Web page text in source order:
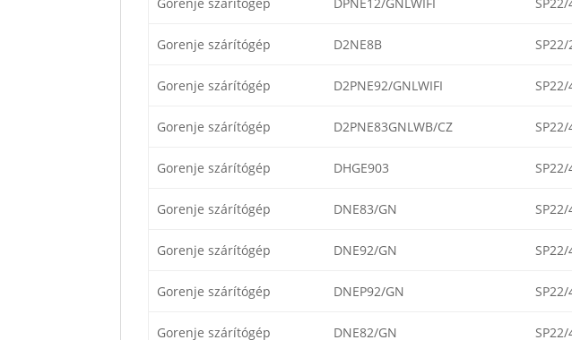
Gorenje szárítógép D2NE8B SP22/
Gorenje szárítógép D2PNE92/GNLWIFI
Gorenje szárítógép D2PNE83GNLWB/CZ SP22/
Gorenje szárítógép DHGE903 SP22/
Gorenje szárítógép DNE83/GN SP22/
Gorenje szárítógép DNE92/GN
Gorenje szárítógép DNEP92/GN
Gorenje szárítógép DNE82/GN SP22/